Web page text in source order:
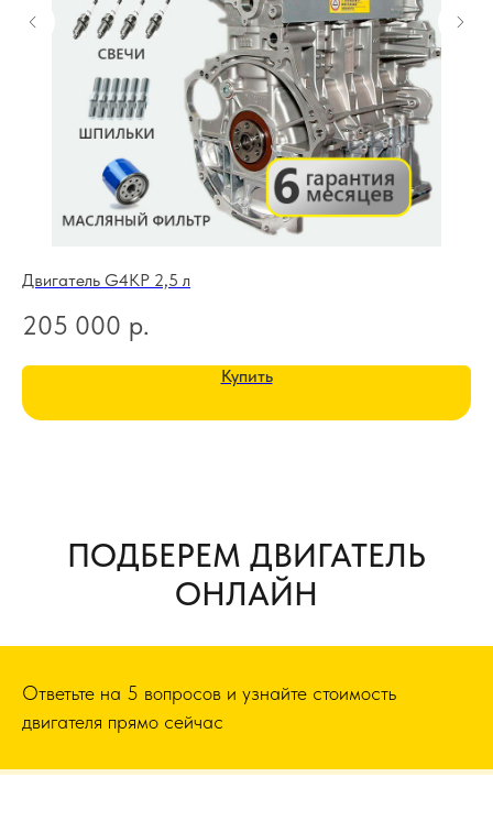
Двигатель G4KP 2,5 л
205 000 р.
Купить
ПОДБЕРЕМ ДВИГАТЕЛЬ
ОНЛАЙН
Ответьте на 5 вопросов и узнайте стоимость
двигателя прямо сейчас